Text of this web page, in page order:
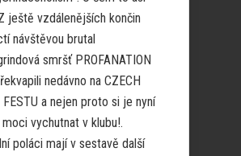
ještě vzdálenějších končin
návštěvou brutal
smršť PROFANATION
nedávno na CZECH
FESTU a nejen proto si je nyní
vychutnat v klubu!.
poláci mají v sestavě další